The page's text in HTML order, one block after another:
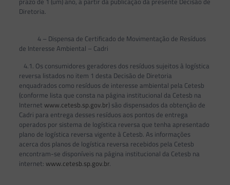
Diretoria.
4 – Dispensa de Certificado de Movimentação de Resíduos
de Interesse Ambiental – Cadri
4.1. Os consumidores geradores dos resíduos sujeitos à logística
reversa listados no item 1 desta Decisão de Diretoria
enquadrados como resíduos de interesse ambiental pela Cetesb
(conforme lista que consta na página institucional da Cetesb na
Internet www.cetesb.sp.gov.br) são dispensados da obtenção de
Cadri para entrega desses resíduos aos pontos de entrega
operados por sistema de logística reversa que tenha apresentado
plano de logística reversa vigente à Cetesb. As informações
acerca dos planos de logística reversa recebidos pela Cetesb
encontram-se disponíveis na página institucional da Cetesb na
internet: www.cetesb.sp.gov.br.